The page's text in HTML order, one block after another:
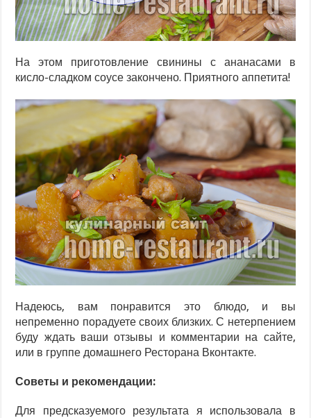
На этом приготовление свинины с ананасами в
кисло-сладком соусе закончено. Приятного аппетита!
Надеюсь, вам понравится это блюдо, и вы
непременно порадуете своих близких. С нетерпением
буду ждать ваши отзывы и комментарии на сайте,
или в группе домашнего Ресторана Вконтакте.
Советы и рекомендации:
Для предсказуемого результата я использовала в